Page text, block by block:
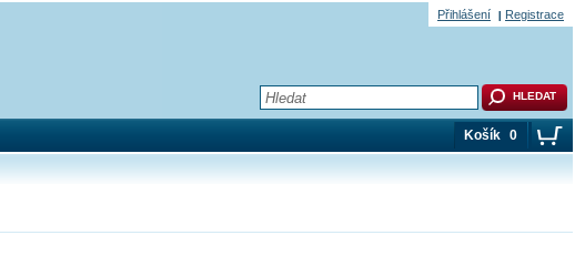
Košík 0
Přihlášení Registrace